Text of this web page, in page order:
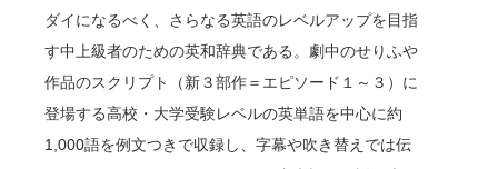
ダイになるべく、さらなる英語のレベルアップを目指
す中上級者のための英和辞典である。劇中のせりふや
作品のスクリプト（新３部作＝エピソード１～３）に
登場する高校・大学受験レベルの英単語を中心に約
1,000語を例文つきで収録し、字幕や吹き替えでは伝